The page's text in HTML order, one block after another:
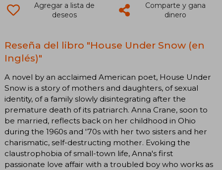
Agregar a lista de
deseos
Comparte y gana
dinero
Reseña del libro "House Under Snow (en
Inglés)"
A novel by an acclaimed American poet, House Under
Snow is a story of mothers and daughters, of sexual
identity, of a family slowly disintegrating after the
premature death of its patriarch. Anna Crane, soon to
be married, reflects back on her childhood in Ohio
during the 1960s and '70s with her two sisters and her
charismatic, self-destructing mother. Evoking the
claustrophobia of small-town life, Anna's first
passionate love affair with a troubled boy who works as